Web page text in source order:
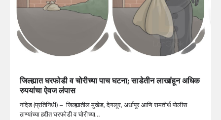
जिल्ह्यात घरफोडी व चोरीच्या पाच घटना; साडेतीन लाखांहून अधिक
रुपयांचा ऐवज लंपास
नांदेड (प्रतिनिधी) – जिल्ह्यातील मुखेड, देगलूर, अर्धापूर आणि रामतीर्थ पोलीस
ठाण्यांच्या हद्दीत घरफोडी व चोरीच्या…